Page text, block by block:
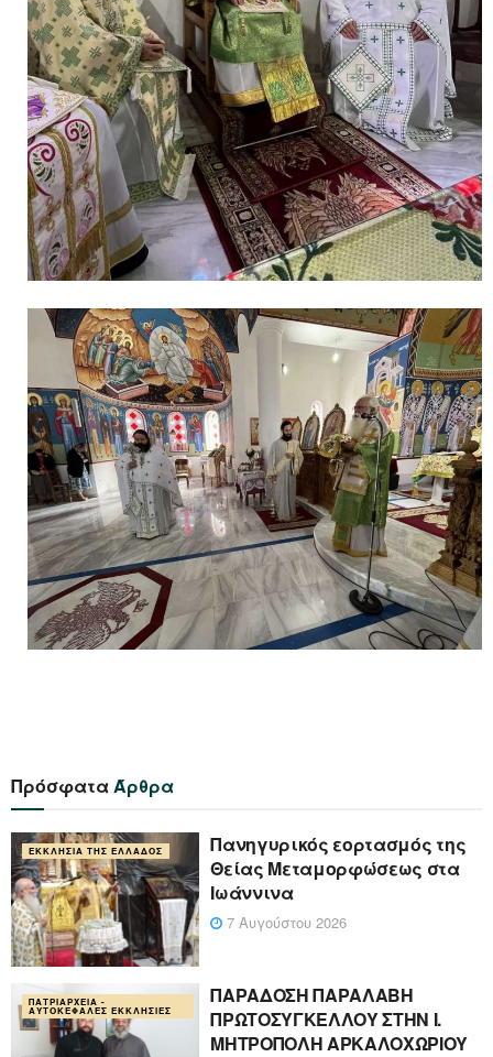
ΠρόσφαταΆρθρα
ΕΚΚΛΗΣΊΑ ΤΗΣ ΕΛΛΆΔΟΣ
Πανηγυρικός εορτασμός της
Θείας Μεταμορφώσεως στα
Ιωάννινα
7 Αυγούστου 2026
ΠΑΤΡΙΑΡΧΕΊΑ -
ΑΥΤΟΚΈΦΑΛΕΣ ΕΚΚΛΗΣΊΕΣ
ΠΑΡΑΔΟΣΗ ΠΑΡΑΛΑΒΗ
ΠΡΩΤΟΣΥΓΚΕΛΛΟΥ ΣΤΗΝ Ι.
ΜΗΤΡΟΠΟΛΗ ΑΡΚΑΛΟΧΩΡΙΟΥ